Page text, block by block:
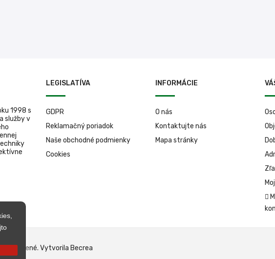
1998 s
služby v
LEGISLATÍVA
GDPR
Reklamačný poriadok
Naše obchodné podmienky
Cookies
INFORMÁCIE
O nás
Kontaktujte nás
Mapa stránky
vyhradené. Vytvorila Becrea